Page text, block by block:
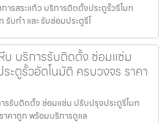
ารสระแก้ว บริการติดตั้งประตูรั้วรีโมท
รับทำ และ รับซ่อมประตูรีโ
บ บริการรับติดตั้ง ซ่อมแซ่ม
ะตูรั้วอัตโนมัติ ครบวงจร ราคา
รรับติดตั้ง ซ่อมแซ่ม ปรับปรุงประตูรีโมท
าคาถูก พร้อมบริการดูแล